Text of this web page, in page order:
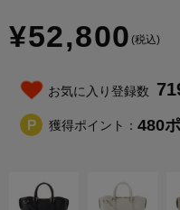
¥52,800 (税込)
お気に入り登録数
獲得ポイント： 480